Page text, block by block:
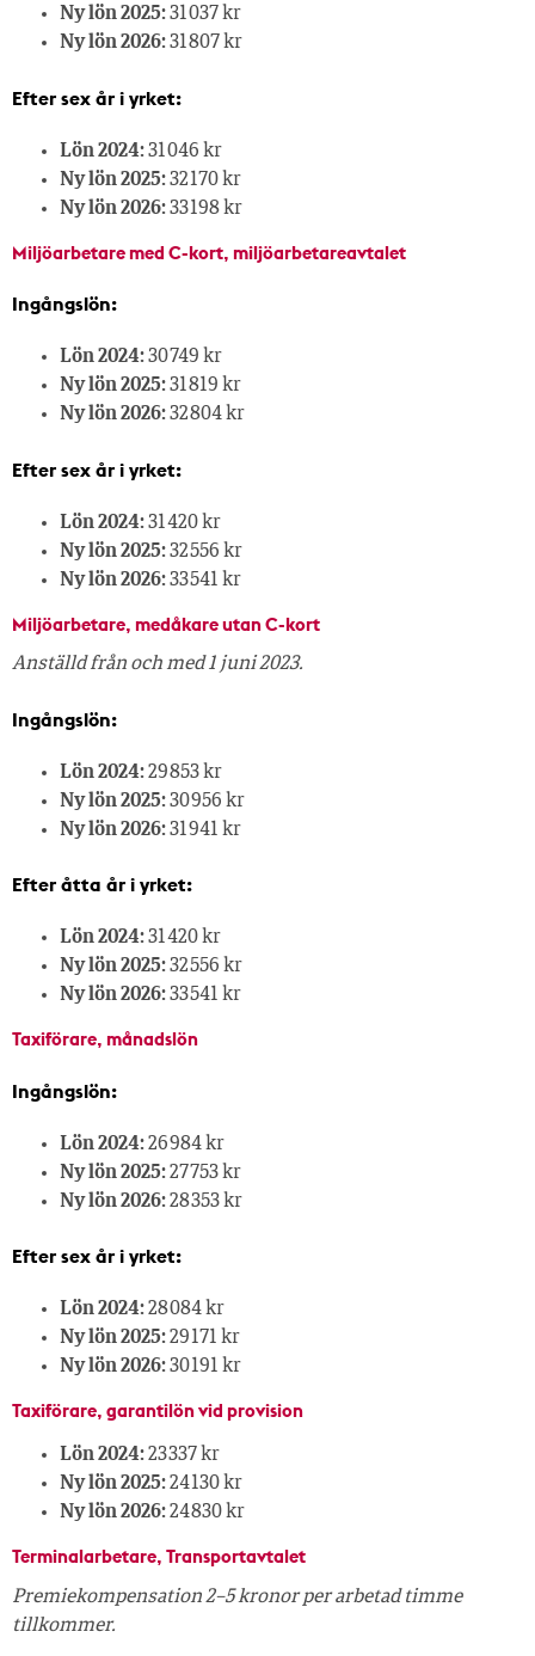
Ny lön 2025:31 037 kr
Ny lön 2026:31 807 kr
Efter sex år i yrket:
Lön 2024:31 046 kr
Ny lön 2025:32 170 kr
Ny lön 2026:33 198 kr
Miljöarbetare med C-kort, miljöarbetareavtalet
Ingångslön:
Lön 2024:30 749 kr
Ny lön 2025:31 819 kr
Ny lön 2026:32 804 kr
Efter sex år i yrket:
Lön 2024:31 420 kr
Ny lön 2025:32 556 kr
Ny lön 2026:33 541 kr
Miljöarbetare, medåkare utan C-kort
Anställd från och med 1 juni 2023.
Ingångslön:
Lön 2024:29 853 kr
Ny lön 2025:30 956 kr
Ny lön 2026:31 941 kr
Efter åtta år i yrket:
Lön 2024:31 420 kr
Ny lön 2025:32 556 kr
Ny lön 2026:33 541 kr
Taxiförare, månadslön
Ingångslön:
Lön 2024:26 984 kr
Ny lön 2025:27 753 kr
Ny lön 2026:28 353 kr
Efter sex år i yrket:
Lön 2024:28 084 kr
Ny lön 2025:29 171 kr
Ny lön 2026:30 191 kr
Taxiförare, garantilön vid provision
Lön 2024:23 337 kr
Ny lön 2025:24 130 kr
Ny lön 2026:24 830 kr
Terminalarbetare, Transportavtalet
Premiekompensation 2–5 kronor per arbetad timme
tillkommer.